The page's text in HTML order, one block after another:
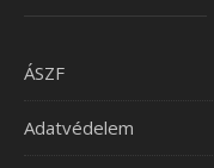
ÁSZF
Adatvédelem